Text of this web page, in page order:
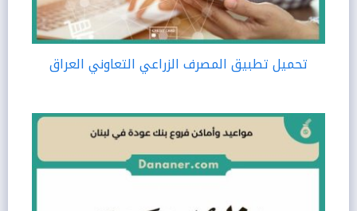
تحميل تطبيق المصرف الزراعي التعاوني العراق